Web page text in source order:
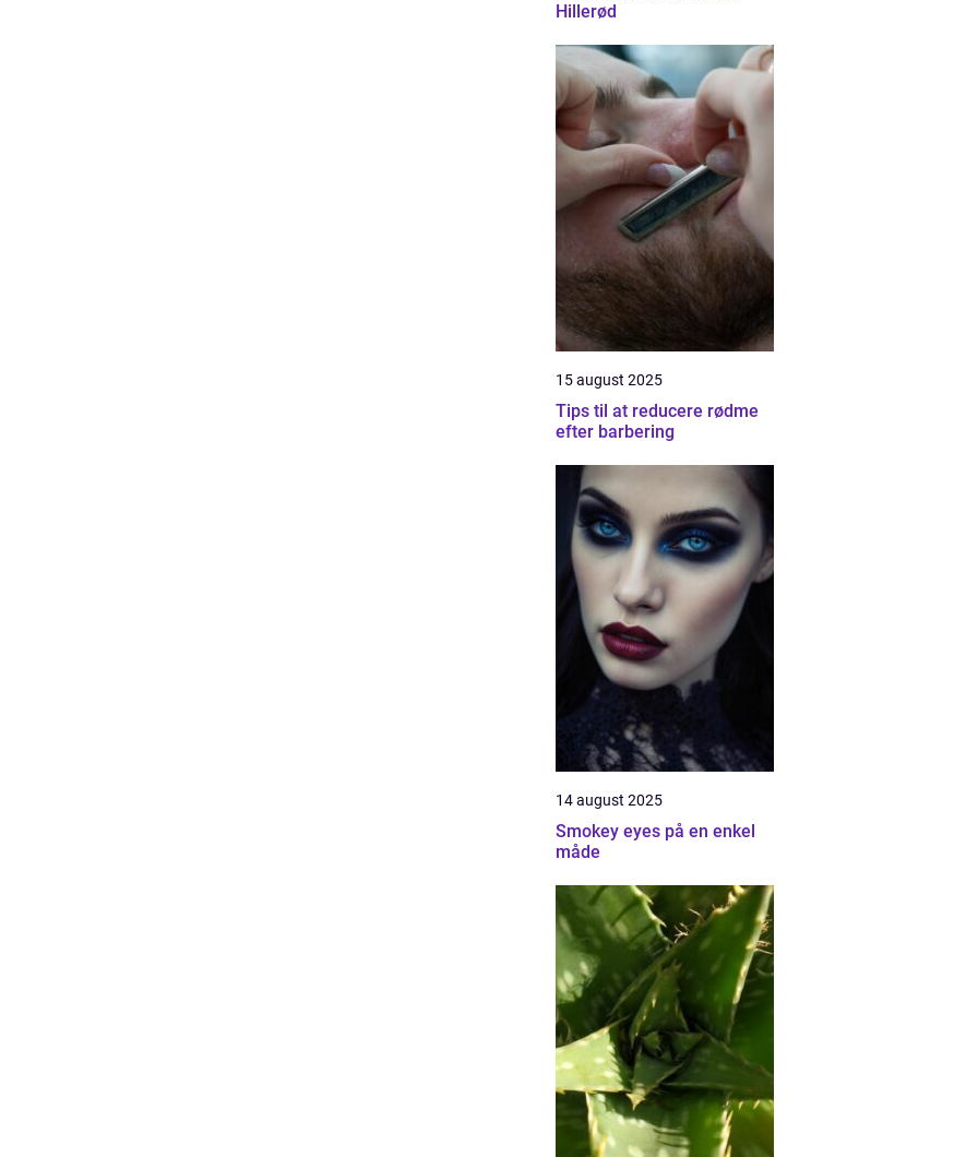
Hillerød
15 august 2025
Tips til at reducere rødme
efter barbering
14 august 2025
Smokey eyes på en enkel
måde